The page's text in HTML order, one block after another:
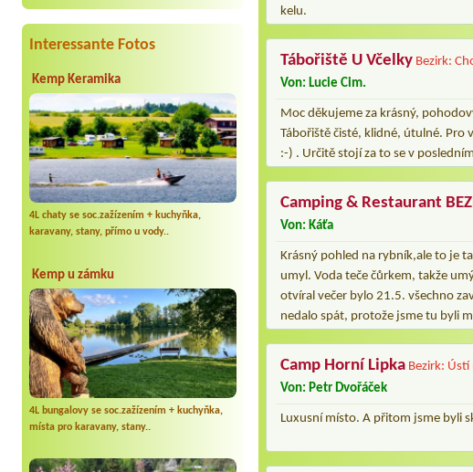
Interessante Fotos
Kemp Keramika
4L chaty se soc.zažízením + kuchyňka,
karavany, stany, přímo u vody..
Kemp u zámku
4L bungalovy se soc.zažízením + kuchyňka,
místa pro karavany, stany..
kelu.
Tábořiště U Včelky Bezirk:
Von: Lucie Cim.
Moc děkujeme za krásný,
Tábořiště čisté, klidné, útulné. Pro
:-) . Určitě stojí za to se v
Camping & Restaurant
Von: Káťa
Krásný pohled na rybník,ale to je
umyl. Voda teče čůrkem, takže
otvíral večer bylo 21.5. všechno
nedalo spát, protože jsme tu byli
Camp Horní Lipka Bezirk: Ústí
Von: Petr Dvořáček
Luxusní místo. A přitom jsme byli